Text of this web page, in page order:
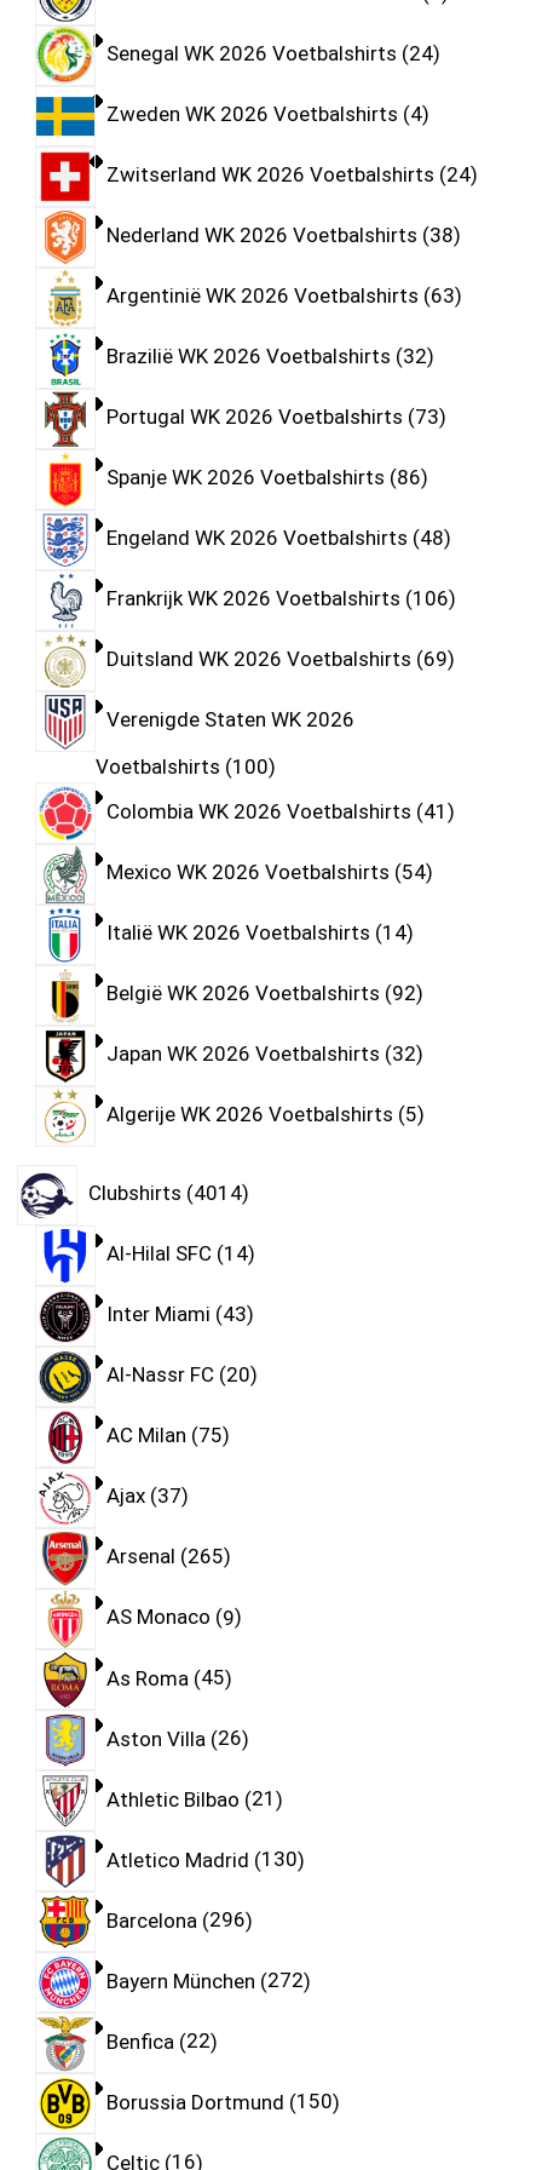
Senegal WK 2026 Voetbalshirts 24
Zweden WK 2026 Voetbalshirts 4
Zwitserland WK 2026 Voetbalshirts 24
Nederland WK 2026 Voetbalshirts 38
Argentinië WK 2026 Voetbalshirts 63
Brazilië WK 2026 Voetbalshirts 32
Portugal WK 2026 Voetbalshirts 73
Spanje WK 2026 Voetbalshirts 86
Engeland WK 2026 Voetbalshirts 48
Frankrijk WK 2026 Voetbalshirts 106
Duitsland WK 2026 Voetbalshirts 69
Verenigde Staten WK 2026
Voetbalshirts 100
Colombia WK 2026 Voetbalshirts 41
Mexico WK 2026 Voetbalshirts 54
Italië WK 2026 Voetbalshirts 14
België WK 2026 Voetbalshirts 92
Japan WK 2026 Voetbalshirts 32
Algerije WK 2026 Voetbalshirts 5
Clubshirts 4014
Al-Hilal SFC 14
Inter Miami 43
Al-Nassr FC 20
AC Milan 75
Ajax 37
Arsenal 265
AS Monaco 9
As Roma 45
Aston Villa 26
Athletic Bilbao 21
Atletico Madrid 130
Barcelona 296
Bayern München 272
Benfica 22
Borussia Dortmund 150
Celtic 16